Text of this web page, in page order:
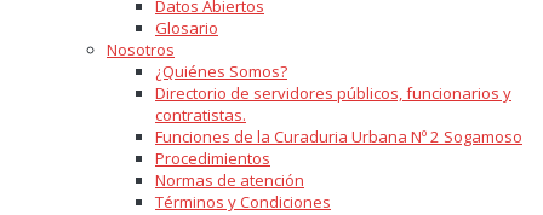
Datos Abiertos
Glosario
Nosotros
¿Quiénes Somos?
Directorio de servidores públicos, funcionarios y
contratistas.
Funciones de la Curaduria Urbana Nº 2 Sogamoso
Procedimientos
Normas de atención
Términos y Condiciones